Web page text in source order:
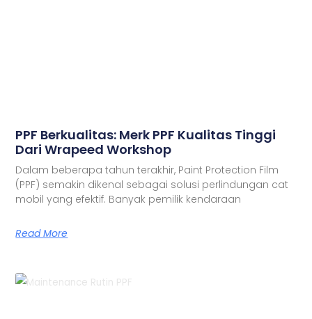
PPF Berkualitas: Merk PPF Kualitas Tinggi
Dari Wrapeed Workshop
Dalam beberapa tahun terakhir, Paint Protection Film
(PPF) semakin dikenal sebagai solusi perlindungan cat
mobil yang efektif. Banyak pemilik kendaraan
Read More